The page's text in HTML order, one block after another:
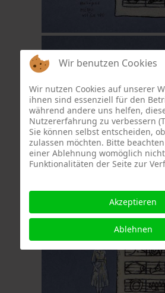
Wir benutzen Cookies
Wir nutzen Cookies auf unserer
ihnen sind essenziell für den
während andere uns helfen,
Nutzererfahrung zu verbessern
Sie können selbst entscheiden,
zulassen möchten. Bitte
einer Ablehnung womöglich
Funktionalitäten der Seite zur
Akzeptieren
Ablehnen